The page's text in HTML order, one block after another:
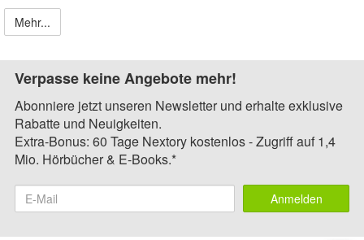
Mehr...
Verpasse keine Angebote mehr!
Abonniere jetzt unseren Newsletter und erhalte exklusive
Rabatte und Neuigkeiten.
Extra-Bonus: 60 Tage Nextory kostenlos - Zugriff auf 1,4
Mio. Hörbücher & E-Books.*
Anmelden